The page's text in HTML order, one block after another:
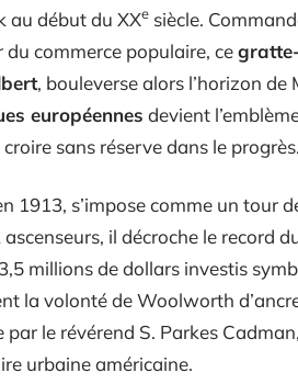
au début du XXe siècle.
du commerce populaire, ce
, bouleverse alors l’horizon
européennes devient
sans réserve dans le progrès.
1913, s’impose comme un tour
il décroche le record
millions de dollars investis
la volonté de Woolworth
par le révérend S. Parkes
urbaine américaine.